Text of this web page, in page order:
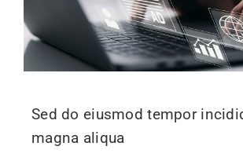
Sed do eiusmod tempor
magna aliqua